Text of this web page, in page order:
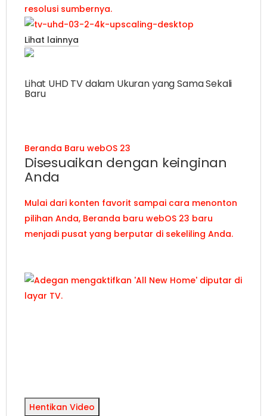
resolusi sumbernya.
Lihat lainnya
Lihat UHD TV dalam Ukuran yang Sama Sekali
Baru
Beranda Baru webOS 23
Disesuaikan dengan keinginan
Anda
Mulai dari konten favorit sampai cara menonton
pilihan Anda, Beranda baru webOS 23 baru
menjadi pusat yang berputar di sekeliling Anda.
Hentikan Video